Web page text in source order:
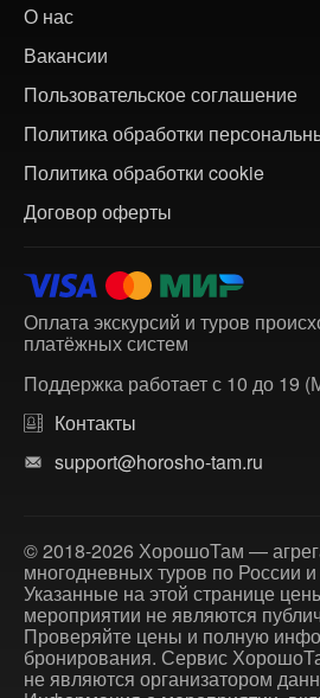
О нас
Вакансии
Пользовательское соглашение
Политика обработки
Политика обработки cookie
Договор оферты
Оплата экскурсий и туров
платёжных систем
Поддержка работает с 10 до 19
Контакты
support@horosho-tam.ru
© 2018-2026 ХорошоТам —
многодневных туров по России
Указанные на этой странице
мероприятии не являются
Проверяйте цены и полную
бронирования. Сервис
не являются организатором